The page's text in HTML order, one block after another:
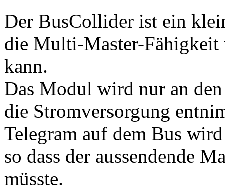
Der BusCollider ist ein
die Multi-Master-
kann.
Das Modul wird nur an
die Stromversorgung
Telegram auf dem Bus
so dass der aussendende
müsste.